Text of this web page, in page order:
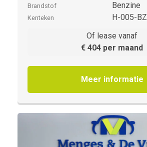
Brandstof Benzine
Kenteken
H-005-BZ
Of lease vanaf
€ 404 per maand
Meer informatie